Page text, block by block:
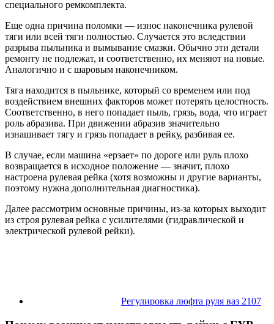
специального ремкомплекта.
Еще одна причина поломки — износ наконечника рулевой
тяги или всей тяги полностью. Случается это вследствии
разрыва пыльника и вымывание смазки. Обычно эти детали
ремонту не подлежат, и соответственно, их меняют на новые.
Аналогично и с шаровым наконечником.
Тяга находится в пыльнике, который со временем или под
воздействием внешних факторов может потерять целостность.
Соответственно, в него попадает пыль, грязь, вода, что играет
роль абразива. При движении абразив значительно
изнашивает тягу и грязь попадает в рейку, разбивая ее.
В случае, если машина «ерзает» по дороге или руль плохо
возвращается в исходное положение — значит, плохо
настроена рулевая рейка (хотя возможны и другие варианты,
поэтому нужна дополнительная диагностика).
Далее рассмотрим основные причины, из-за которых выходит
из строя рулевая рейка с усилителями (гидравлической и
электрической рулевой рейки).
Регулировка люфта руля ваз 2107